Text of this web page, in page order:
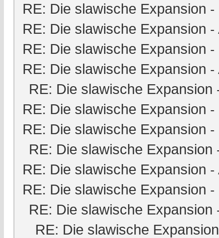
RE: Die slawische Expansion -
RE: Die slawische Expansion -
RE: Die slawische Expansion -
RE: Die slawische Expansion -
RE: Die slawische Expansion
RE: Die slawische Expansion -
RE: Die slawische Expansion -
RE: Die slawische Expansion
RE: Die slawische Expansion -
RE: Die slawische Expansion -
RE: Die slawische Expansion
RE: Die slawische Expansion